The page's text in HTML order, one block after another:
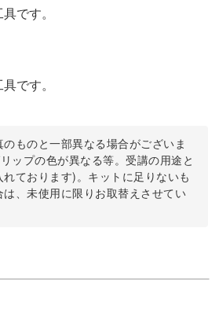
です。
です。
ものと一部異なる場合がございま
ップの色が異なる等。受講の用途と
ております)。キットに足りないも
、未使用に限りお取替えさせてい